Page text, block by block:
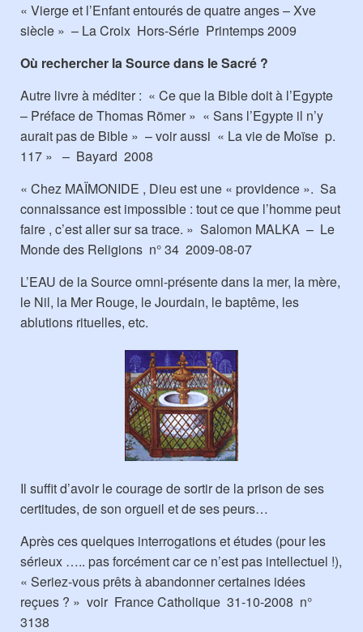
« Vierge et l’Enfant entourés de quatre anges – Xve
siècle » – La Croix Hors-Série Printemps 2009
Où rechercher la Source dans le Sacré ?
Autre livre à méditer : « Ce que la Bible doit à l’Egypte
– Préface de Thomas Römer » « Sans l’Egypte il n’y
aurait pas de Bible » – voir aussi « La vie de Moïse p.
117 » – Bayard 2008
« Chez MAÏMONIDE , Dieu est une « providence ». Sa
connaissance est impossible : tout ce que l’homme peut
faire , c’est aller sur sa trace. » Salomon MALKA – Le
Monde des Religions n° 34 2009-08-07
L’EAU de la Source omni-présente dans la mer, la mère,
le Nil, la Mer Rouge, le Jourdain, le baptême, les
ablutions rituelles, etc.
Il suffit d’avoir le courage de sortir de la prison de ses
certitudes, de son orgueil et de ses peurs…
Après ces quelques interrogations et études (pour les
sérieux ….. pas forcément car ce n’est pas intellectuel !),
« Seriez-vous prêts à abandonner certaines idées
reçues ? » voir France Catholique 31-10-2008 n°
3138